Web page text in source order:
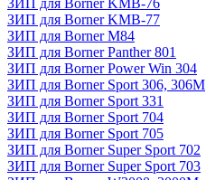
ЗИП для Borner KMB-76
ЗИП для Borner KMB-77
ЗИП для Borner M84
ЗИП для Borner Panther 801
ЗИП для Borner Power Win 304
ЗИП для Borner Sport 306, 306M
ЗИП для Borner Sport 331
ЗИП для Borner Sport 704
ЗИП для Borner Sport 705
ЗИП для Borner Super Sport 702
ЗИП для Borner Super Sport 703